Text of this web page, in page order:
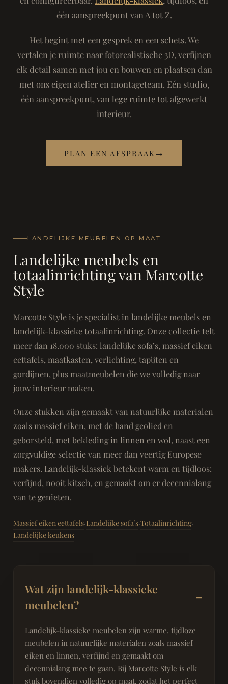
één aanspreekpunt van A tot Z.
Het begint met een gesprek en een schets. We
vertalen je ruimte naar fotorealistische 3D, verfijnen
elk detail samen met jou en bouwen en plaatsen dan
met ons eigen atelier en montageteam. Eén studio,
één aanspreekpunt, van lege ruimte tot afgewerkt
interieur.
PLAN EEN AFSPRAAK →
LANDELIJKE MEUBELEN OP MAAT
Landelijke meubels en
totaalinrichting van Marcotte
Style
Marcotte Style is je specialist in landelijke meubels en
landelijk-klassieke totaalinrichting. Onze collectie telt
meer dan 18.000 stuks: landelijke sofa’s, massief eiken
eettafels, maatkasten, verlichting, tapijten en
gordijnen, plus maatmeubelen die we volledig naar
jouw interieur maken.
Onze stukken zijn gemaakt van natuurlijke materialen
zoals massief eiken, met de hand geolied en
geborsteld, met bekleding in linnen en wol, naast een
zorgvuldige selectie van meer dan veertig Europese
makers. Landelijk-klassiek betekent warm en tijdloos:
verfijnd, nooit kitsch, en gemaakt om er decennialang
van te genieten.
Massief eiken eettafels·Landelijke sofa’s·Totaalinrichting·
Landelijke keukens
Wat zijn landelijk-klassieke
meubelen?
Landelijk-klassieke meubelen zijn warme, tijdloze
meubelen in natuurlijke materialen zoals massief
eiken en linnen, verfijnd en gemaakt om
decennialang mee te gaan. Bij Marcotte Style is elk
stuk bovendien volledig op maat, zodat het perfect